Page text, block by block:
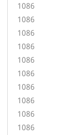
1086
1086
1086
1086
1086
1086
1086
1086
1086
1086